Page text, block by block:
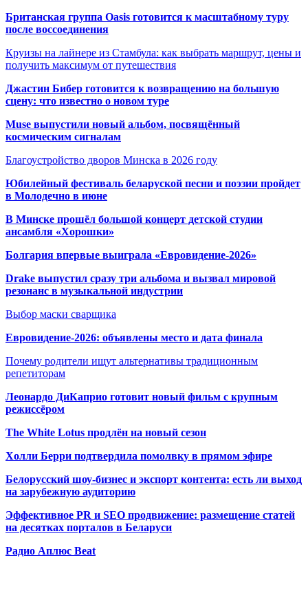
Британская группа Oasis готовится к масштабному туру
после воссоединения
Круизы на лайнере из Стамбула: как выбрать маршрут, цены и
получить максимум от путешествия
Джастин Бибер готовится к возвращению на большую
сцену: что известно о новом туре
Muse выпустили новый альбом, посвящённый
космическим сигналам
Благоустройство дворов Минска в 2026 году
Юбилейный фестиваль беларуской песни и поэзии пройдет
в Молодечно в июне
В Минске прошёл большой концерт детской студии
ансамбля «Хорошки»
Болгария впервые выиграла «Евровидение-2026»
Drake выпустил сразу три альбома и вызвал мировой
резонанс в музыкальной индустрии
Выбор маски сварщика
Евровидение-2026: объявлены место и дата финала
Почему родители ищут альтернативы традиционным
репетиторам
Леонардо ДиКаприо готовит новый фильм с крупным
режиссёром
The White Lotus продлён на новый сезон
Холли Берри подтвердила помолвку в прямом эфире
Белорусский шоу-бизнес и экспорт контента: есть ли выход
на зарубежную аудиторию
Эффективное PR и SEO продвижение: размещение статей
на десятках порталов в Беларуси
Радио Аплюс Beat